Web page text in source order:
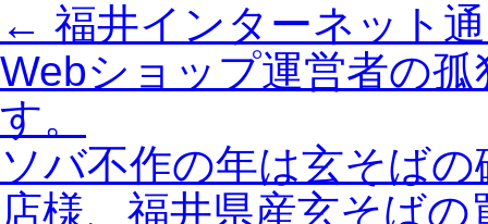
← 福井インターネット
Webショップ運営者の
す。
ソバ不作の年は玄そば
店様、福井県産玄そば